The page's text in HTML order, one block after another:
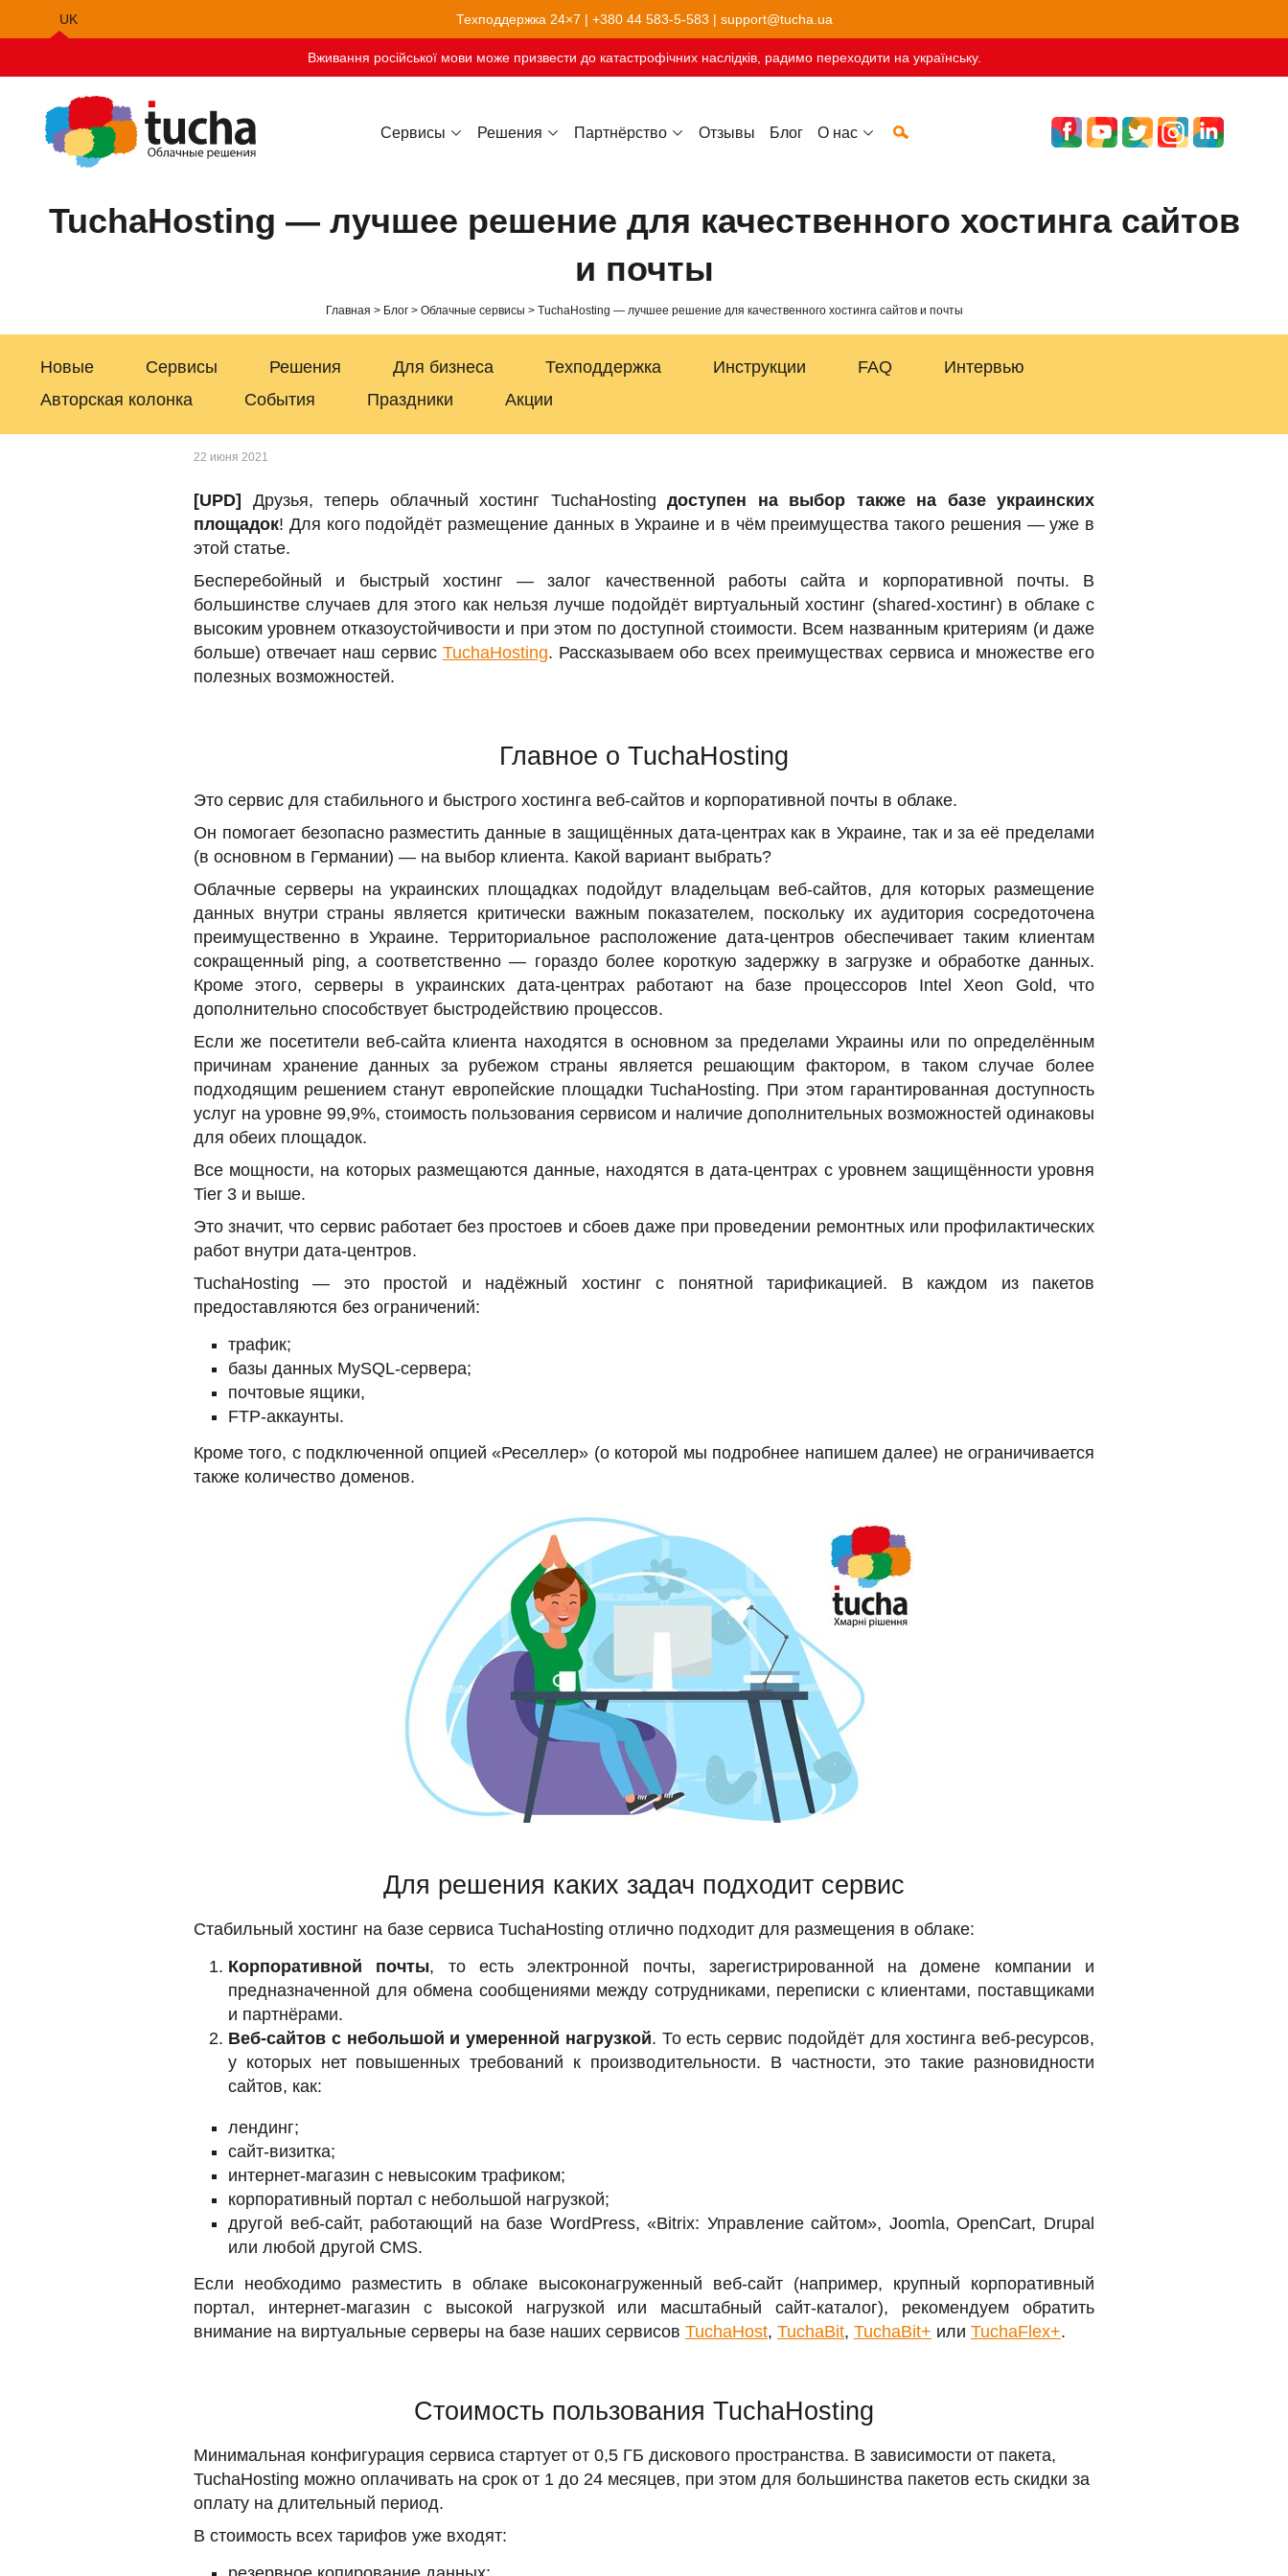
UK Техподдержка 24×7 | +380 44 583-5-583 | support@tucha.ua
Вживання російської мови може призвести до катастрофічних наслідків, радимо переходити на українську.
Сервисы Решения Партнёрство Отзывы Блог О нас
TuchaHosting — лучшее решение для качественного хостинга сайтов
и почты
Главная Блог Облачные сервисы TuchaHosting — лучшее решение для качественного хостинга сайтов и почты
Новые Сервисы Решения Для бизнеса Техподдержка Инструкции FAQ
Интервью
Авторская колонка
События Праздники Акции
22 июня 2021
[UPD] Друзья, теперь облачный хостинг TuchaHosting доступен на выбор также на базе украинских
площадок! Для кого подойдёт размещение данных в Украине и в чём преимущества такого решения — уже в
этой статье.
Бесперебойный и быстрый хостинг — залог качественной работы сайта и корпоративной почты. В
большинстве случаев для этого как нельзя лучше подойдёт виртуальный хостинг (shared-хостинг) в облаке с
высоким уровнем отказоустойчивости и при этом по доступной стоимости. Всем названным критериям (и даже
больше) отвечает наш сервис TuchaHosting. Рассказываем обо всех преимуществах сервиса и множестве его
полезных возможностей.
Главное о TuchaHosting
Это сервис для стабильного и быстрого хостинга веб-сайтов и корпоративной почты в облаке.
Он помогает безопасно разместить данные в защищённых дата-центрах как в Украине, так и за её пределами
(в основном в Германии) — на выбор клиента. Какой вариант выбрать?
Облачные серверы на украинских площадках подойдут владельцам веб-сайтов, для которых размещение
данных внутри страны является критически важным показателем, поскольку их аудитория сосредоточена
преимущественно в Украине. Территориальное расположение дата-центров обеспечивает таким клиентам
сокращенный ping, а соответственно — гораздо более короткую задержку в загрузке и обработке данных.
Кроме этого, серверы в украинских дата-центрах работают на базе процессоров Intel Xeon Gold, что
дополнительно способствует быстродействию процессов.
Если же посетители веб-сайта клиента находятся в основном за пределами Украины или по определённым
причинам хранение данных за рубежом страны является решающим фактором, в таком случае более
подходящим решением станут европейские площадки TuchaHosting. При этом гарантированная доступность
услуг на уровне 99,9%, стоимость пользования сервисом и наличие дополнительных возможностей одинаковы
для обеих площадок.
Все мощности, на которых размещаются данные, находятся в дата-центрах с уровнем защищённости уровня
Tier 3 и выше.
Это значит, что сервис работает без простоев и сбоев даже при проведении ремонтных или профилактических
работ внутри дата-центров.
TuchaHosting — это простой и надёжный хостинг с понятной тарификацией. В каждом из пакетов
предоставляются без ограничений:
трафик;
базы данных MySQL-сервера;
почтовые ящики,
FTP-аккаунты.
Кроме того, с подключенной опцией «Реселлер» (о которой мы подробнее напишем далее) не ограничивается
также количество доменов.
Для решения каких задач подходит сервис
Стабильный хостинг на базе сервиса TuchaHosting отлично подходит для размещения в облаке:
Корпоративной почты, то есть электронной почты, зарегистрированной на домене компании и
предназначенной для обмена сообщениями между сотрудниками, переписки с клиентами, поставщиками
и партнёрами.
Веб-сайтов с небольшой и умеренной нагрузкой. То есть сервис подойдёт для хостинга веб-ресурсов,
у которых нет повышенных требований к производительности. В частности, это такие разновидности
сайтов, как:
лендинг;
сайт-визитка;
интернет-магазин с невысоким трафиком;
корпоративный портал с небольшой нагрузкой;
другой веб-сайт, работающий на базе WordPress, «Bitrix: Управление сайтом», Joomla, OpenCart, Drupal
или любой другой CMS.
Если необходимо разместить в облаке высоконагруженный веб-сайт (например, крупный корпоративный
портал, интернет-магазин с высокой нагрузкой или масштабный сайт-каталог), рекомендуем обратить
внимание на виртуальные серверы на базе наших сервисов TuchaHost, TuchaBit, TuchaBit+ или TuchaFlex+.
Стоимость пользования TuchaHosting
Минимальная конфигурация сервиса стартует от 0,5 ГБ дискового пространства. В зависимости от пакета,
TuchaHosting можно оплачивать на срок от 1 до 24 месяцев, при этом для большинства пакетов есть скидки за
оплату на длительный период.
В стоимость всех тарифов уже входят: